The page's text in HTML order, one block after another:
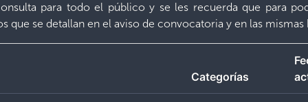
para todo el público y se les recuerda que para
que se detallan en el aviso de convocatoria y en las
Categorías